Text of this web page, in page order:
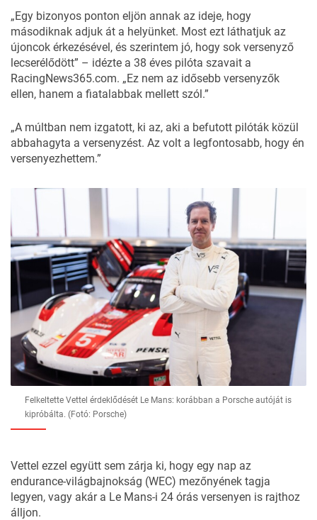
„Egy bizonyos ponton eljön annak az ideje, hogy
másodiknak adjuk át a helyünket. Most ezt láthatjuk az
újoncok érkezésével, és szerintem jó, hogy sok versenyző
lecserélődött” – idézte a 38 éves pilóta szavait a
RacingNews365.com. „Ez nem az idősebb versenyzők
ellen, hanem a fiatalabbak mellett szól.”
„A múltban nem izgatott, ki az, aki a befutott pilóták közül
abbahagyta a versenyzést. Az volt a legfontosabb, hogy én
versenyezhettem.”
Felkeltette Vettel érdeklődését Le Mans: korábban a Porsche autóját is
kipróbálta. (Fotó: Porsche)
Vettel ezzel együtt sem zárja ki, hogy egy nap az
endurance-világbajnokság (WEC) mezőnyének tagja
legyen, vagy akár a Le Mans-i 24 órás versenyen is rajthoz
álljon.